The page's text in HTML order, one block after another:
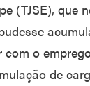
(TJSE), que
o
de